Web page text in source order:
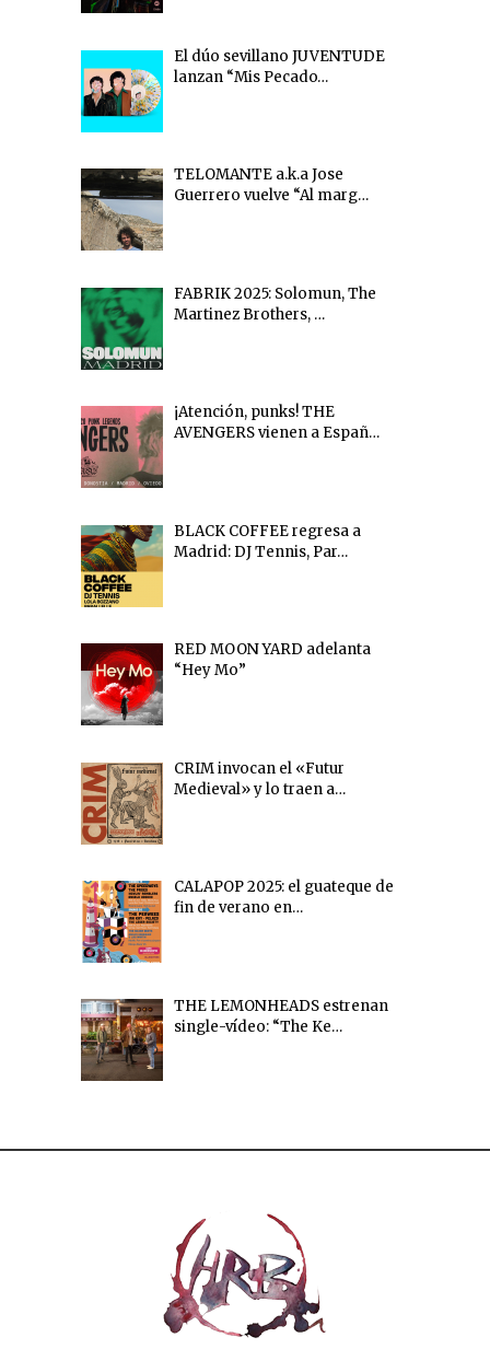
El dúo sevillano JUVENTUDE
lanzan “Mis Pecado…
TELOMANTE a.k.a Jose
Guerrero vuelve “Al marg…
FABRIK 2025: Solomun, The
Martinez Brothers, …
¡Atención, punks! THE
AVENGERS vienen a Españ…
BLACK COFFEE regresa a
Madrid: DJ Tennis, Par…
RED MOON YARD adelanta
“Hey Mo”
CRIM invocan el «Futur
Medieval» y lo traen a…
CALAPOP 2025: el guateque de
fin de verano en…
THE LEMONHEADS estrenan
single-vídeo: “The Ke…